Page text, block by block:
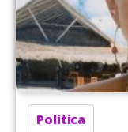
Política